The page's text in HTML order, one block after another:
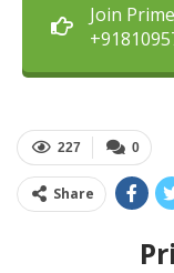
Join
0
227
Share